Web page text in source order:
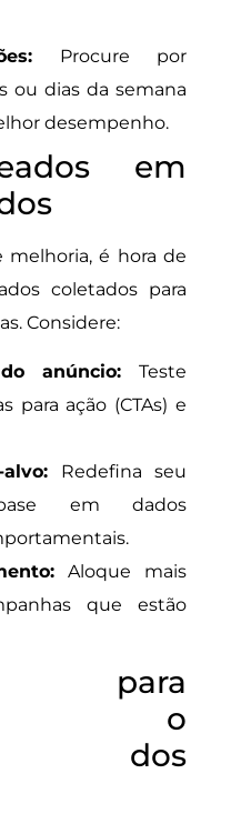
Procure por
ou dias da semana
desempenho.
em
melhoria, é hora de
coletados para
Considere:
anúncio: Teste
para ação (CTAs) e
Redefina seu
em dados
Aloque mais
que estão
para
o
dos